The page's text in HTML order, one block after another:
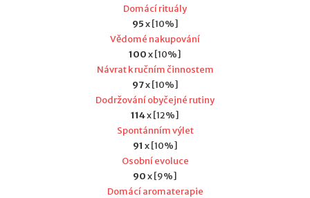
Domácí rituály
95x [10%]
Vědomé nakupování
100x [10%]
Návrat k ručním činnostem
97x [10%]
Dodržování obyčejné rutiny
114x [12%]
Spontánním výlet
91 x [10%]
Osobní evoluce
90x [9%]
Domácí aromaterapie